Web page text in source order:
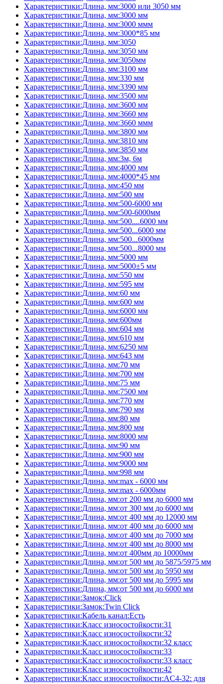
Характеристики:Длина, мм:3000 или 3050 мм
Характеристики:Длина, мм:3000 мм
Характеристики:Длина, мм:3000 ммм
Характеристики:Длина, мм:3000*85 мм
Характеристики:Длина, мм:3050
Характеристики:Длина, мм:3050 мм
Характеристики:Длина, мм:3050мм
Характеристики:Длина, мм:3100 мм
Характеристики:Длина, мм:330 мм
Характеристики:Длина, мм:3390 мм
Характеристики:Длина, мм:3500 мм
Характеристики:Длина, мм:3600 мм
Характеристики:Длина, мм:3660 мм
Характеристики:Длина, мм:3660 ммм
Характеристики:Длина, мм:3800 мм
Характеристики:Длина, мм:3810 мм
Характеристики:Длина, мм:3850 мм
Характеристики:Длина, мм:3м, 6м
Характеристики:Длина, мм:4000 мм
Характеристики:Длина, мм:4000*45 мм
Характеристики:Длина, мм:450 мм
Характеристики:Длина, мм:500 мм
Характеристики:Длина, мм:500-6000 мм
Характеристики:Длина, мм:500-6000мм
Характеристики:Длина, мм:500....6000 мм
Характеристики:Длина, мм:500...6000 мм
Характеристики:Длина, мм:500...6000мм
Характеристики:Длина, мм:500...8000 мм
Характеристики:Длина, мм:5000 мм
Характеристики:Длина, мм:5000±5 мм
Характеристики:Длина, мм:550 мм
Характеристики:Длина, мм:595 мм
Характеристики:Длина, мм:60 мм
Характеристики:Длина, мм:600 мм
Характеристики:Длина, мм:6000 мм
Характеристики:Длина, мм:600мм
Характеристики:Длина, мм:604 мм
Характеристики:Длина, мм:610 мм
Характеристики:Длина, мм:6250 мм
Характеристики:Длина, мм:643 мм
Характеристики:Длина, мм:70 мм
Характеристики:Длина, мм:700 мм
Характеристики:Длина, мм:75 мм
Характеристики:Длина, мм:7500 мм
Характеристики:Длина, мм:770 мм
Характеристики:Длина, мм:790 мм
Характеристики:Длина, мм:80 мм
Характеристики:Длина, мм:800 мм
Характеристики:Длина, мм:8000 мм
Характеристики:Длина, мм:90 мм
Характеристики:Длина, мм:900 мм
Характеристики:Длина, мм:9000 мм
Характеристики:Длина, мм:998 мм
Характеристики:Длина, мм:max - 6000 мм
Характеристики:Длина, мм:max - 6000мм
Характеристики:Длина, мм:от 200 мм до 6000 мм
Характеристики:Длина, мм:от 300 мм до 6000 мм
Характеристики:Длина, мм:от 400 мм до 12000 мм
Характеристики:Длина, мм:от 400 мм до 6000 мм
Характеристики:Длина, мм:от 400 мм до 7000 мм
Характеристики:Длина, мм:от 400 мм до 8000 мм
Характеристики:Длина, мм:от 400мм до 10000мм
Характеристики:Длина, мм:от 500 мм до 5875/5975 мм
Характеристики:Длина, мм:от 500 мм до 5950 мм
Характеристики:Длина, мм:от 500 мм до 5995 мм
Характеристики:Длина, мм:от 500 мм до 6000 мм
Характеристики:Замок:Click
Характеристики:Замок:Twin Click
Характеристики:Кабель канал:Есть
Характеристики:Класс износостойкости:31
Характеристики:Класс износостойкости:32
Характеристики:Класс износостойкости:32 класс
Характеристики:Класс износостойкости:33
Характеристики:Класс износостойкости:33 класс
Характеристики:Класс износостойкости:42
Характеристики:Класс износостойкости:AC4-32: для